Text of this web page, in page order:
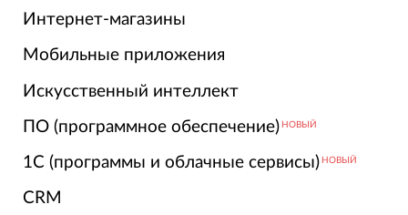
Интернет-магазины
Мобильные приложения
Искусственный интеллект
ПО (программное обеспечение) НОВЫЙ
1С (программы и облачные сервисы) НОВЫЙ
CRM